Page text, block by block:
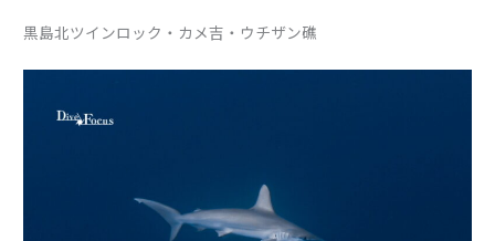
黒島北ツインロック・カメ吉・ウチザン礁